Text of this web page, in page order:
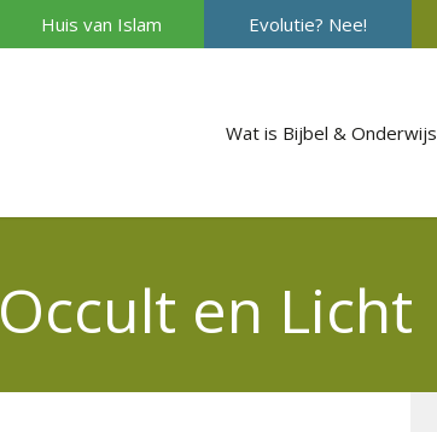
Huis van Islam Evolutie? Nee!
Wat is Bijbel & Onderwijs
Occult en Licht